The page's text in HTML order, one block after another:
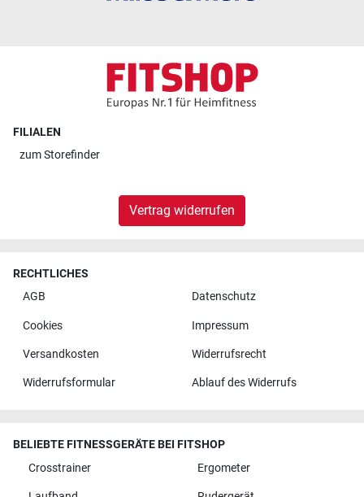
FILIALEN
zumStorefinder
Vertrag widerrufen
RECHTLICHES
AGB
Datenschutz
Cookies Impressum
Versandkosten Widerrufsrecht
Widerrufsformular Ablauf des Widerrufs
BELIEBTE FITNESSGERÄTE BEI FITSHOP
Crosstrainer
Ergometer